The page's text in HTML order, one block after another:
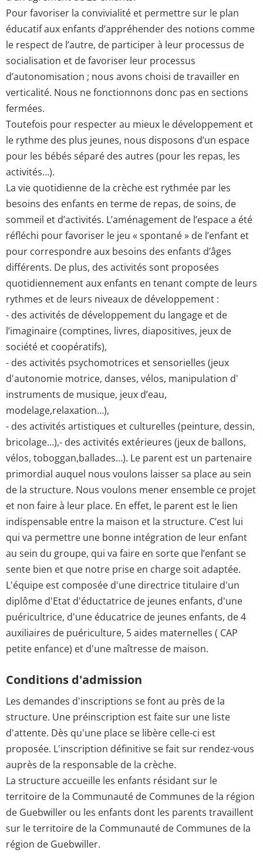
Pour favoriser la convivialité et permettre sur le plan
éducatif aux enfants d’appréhender des notions comme
le respect de l’autre, de participer à leur processus de
socialisation et de favoriser leur processus
d’autonomisation ; nous avons choisi de travailler en
verticalité. Nous ne fonctionnons donc pas en sections
fermées.
Toutefois pour respecter au mieux le développement et
le rythme des plus jeunes, nous disposons d’un espace
pour les bébés séparé des autres (pour les repas, les
activités…).
La vie quotidienne de la crèche est rythmée par les
besoins des enfants en terme de repas, de soins, de
sommeil et d’activités. L’aménagement de l’espace a été
réfléchi pour favoriser le jeu « spontané » de l’enfant et
pour correspondre aux besoins des enfants d’âges
différents. De plus, des activités sont proposées
quotidiennement aux enfants en tenant compte de leurs
rythmes et de leurs niveaux de développement :
- des activités de développement du langage et de
l’imaginaire (comptines, livres, diapositives, jeux de
société et coopératifs),
- des activités psychomotrices et sensorielles (jeux
d'autonomie motrice, danses, vélos, manipulation d'
instruments de musique, jeux d’eau,
modelage,relaxation…),
- des activités artistiques et culturelles (peinture, dessin,
bricolage…),- des activités extérieures (jeux de ballons,
vélos, toboggan,ballades…). Le parent est un partenaire
primordial auquel nous voulons laisser sa place au sein
de la structure. Nous voulons mener ensemble ce projet
et non faire à leur place. En effet, le parent est le lien
indispensable entre la maison et la structure. C’est lui
qui va permettre une bonne intégration de leur enfant
au sein du groupe, qui va faire en sorte que l’enfant se
sente bien et que notre prise en charge soit adaptée.
L'équipe est composée d'une directrice titulaire d'un
diplôme d'Etat d'éductatrice de jeunes enfants, d'une
puéricultrice, d'une éducatrice de jeunes enfants, de 4
auxiliaires de puériculture, 5 aides maternelles ( CAP
petite enfance) et d'une maîtresse de maison.
Conditions d'admission
Les demandes d'inscriptions se font au près de la
structure. Une préinscription est faite sur une liste
d'attente. Dès qu'une place se libère celle-ci est
proposée. L'inscription définitive se fait sur rendez-vous
auprès de la responsable de la crèche.
La structure accueille les enfants résidant sur le
territoire de la Communauté de Communes de la région
de Guebwiller ou les enfants dont les parents travaillent
sur le territoire de la Communauté de Communes de la
région de Guebwiller.